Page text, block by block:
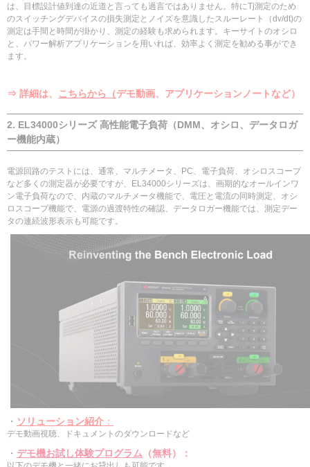
は、目標設計値到達の近道と言っても過言ではありません。特にTj測定のため
のスイッチングデバイスの損失測定とノイズを意識したスルーレート（dv/dt)の
測定は手間と時間が掛かり、測定の経験も求められます。キーサイトのオシロ
と、パワー解析アプリケーションを用いれば、効率よく測定を勧める事ができ
ます。
⇒ 詳細は、 こちらから（デモ動画、アプリケーションノートなど）
2. EL34000シリーズ 高性能電子負荷（DMM、オシロ、データロガ
ー機能内蔵）
電源回路のテストには、通常、マルチメータ、PC、電子負荷、オシロスコープ
など多くの測定器が必要ですが、EL34000シリーズは、画期的なオールインワ
ン電子負荷なので、内蔵のマルチメータ機能で、電圧と電流の同時測定、オシ
ロスコープ機能で、電源の過渡特性の確認、データロガー機能では、測定デー
タの連続波形表示も可能です。
・ ソリューション紹介 ：
デモ動画視聴、ドキュメントのダウンロードなど
・ デモ機お試し体験プログラム （無料） ：